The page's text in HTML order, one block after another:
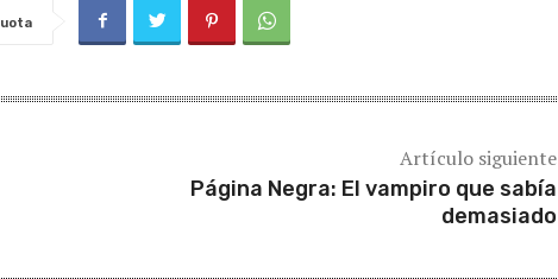
Artículo siguiente
Página Negra: El vampiro que sabía
demasiado